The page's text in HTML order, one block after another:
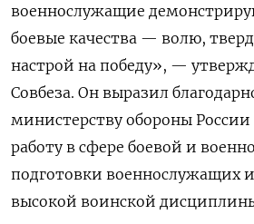
военнослужащие
боевые качества — волю,
настрой на победу», —
Совбеза. Он выразил
министерству обороны России
работу в сфере боевой и
подготовки военнослужащих
высокой воинской